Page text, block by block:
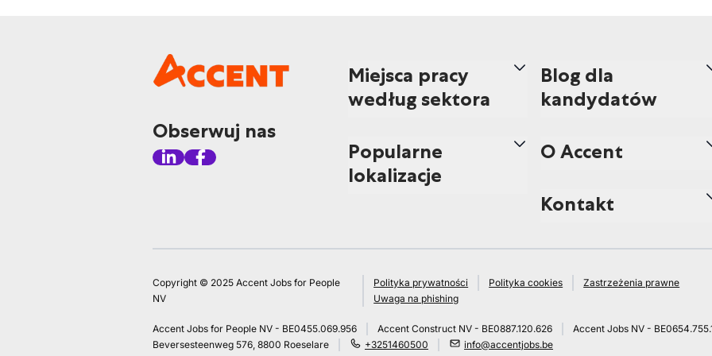
Obserwuj nas
Miejsca pracy
według sektora
Popularne
lokalizacje
Blog dla
kandydatów
O Accent
Kontakt
Copyright © 2025 Accent Jobs for People
NV
Polityka prywatności Polityka cookies
Zastrzeżenia prawne
Uwaga na phishing
Accent Jobs for People NV - BE0455.069.956 Accent Construct NV - BE0887.120.626
Accent Jobs NV -
Beversesteenweg 576, 8800 Roeselare
+3251460500 info@accentjobs.be